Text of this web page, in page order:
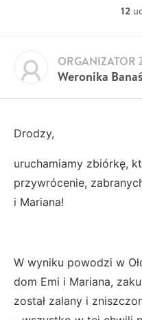
12
Weronika Banaś
ORGANIZATOR
Drodzy,
uruchamiamy zbiórkę,
przywrócenie,
i Mariana!
W wyniku powodzi w
dom Emi i Mariana,
został zalany i